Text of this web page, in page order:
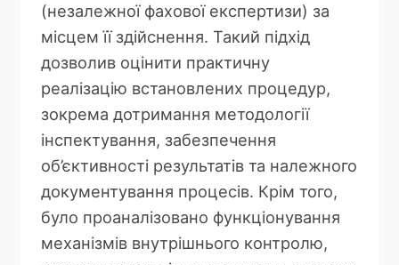
(незалежної фахової експертизи) за
місцем її здійснення. Такий підхід
дозволив оцінити практичну
реалізацію встановлених процедур,
зокрема дотримання методології
інспектування, забезпечення
об’єктивності результатів та належного
документування процесів. Крім того,
було проаналізовано функціонування
механізмів внутрішнього контролю,